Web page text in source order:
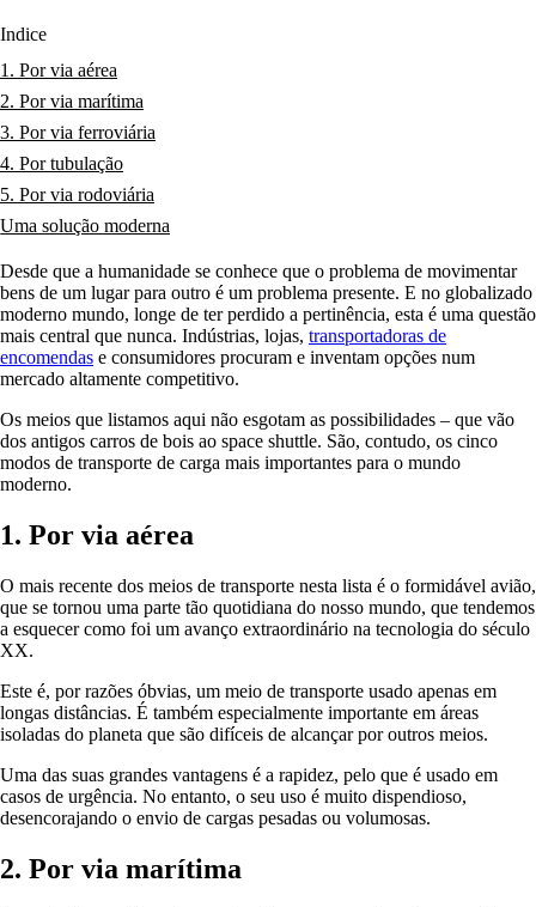
Índice
1. Por via aérea
2. Por via marítima
3. Por via ferroviária
4. Por tubulação
5. Por via rodoviária
Uma solução moderna
Desde que a humanidade se conhece que o problema de movimentar
bens de um lugar para outro é um problema presente. E no globalizado
moderno mundo, longe de ter perdido a pertinência, esta é uma questão
mais central que nunca. Indústrias, lojas, transportadoras de
encomendas e consumidores procuram e inventam opções num
mercado altamente competitivo.
Os meios que listamos aqui não esgotam as possibilidades – que vão
dos antigos carros de bois ao space shuttle. São, contudo, os cinco
modos de transporte de carga mais importantes para o mundo
moderno.
1. Por via aérea
O mais recente dos meios de transporte nesta lista é o formidável avião,
que se tornou uma parte tão quotidiana do nosso mundo, que tendemos
a esquecer como foi um avanço extraordinário na tecnologia do século
XX.
Este é, por razões óbvias, um meio de transporte usado apenas em
longas distâncias. É também especialmente importante em áreas
isoladas do planeta que são difíceis de alcançar por outros meios.
Uma das suas grandes vantagens é a rapidez, pelo que é usado em
casos de urgência. No entanto, o seu uso é muito dispendioso,
desencorajando o envio de cargas pesadas ou volumosas.
2. Por via marítima